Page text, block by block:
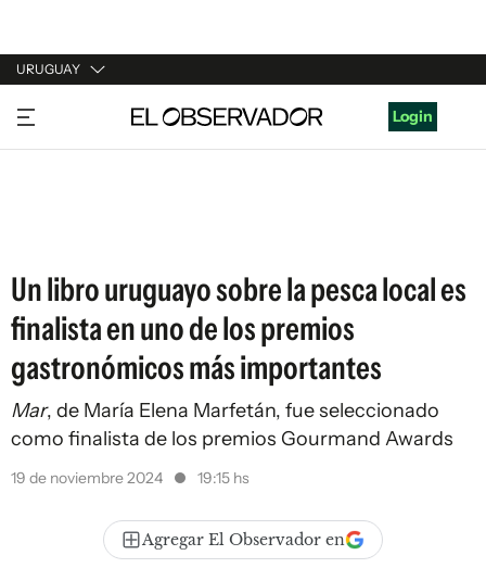
URUGUAY
URUGUAY
ARGENTINA
Login
Un libro uruguayo sobre la pesca local es
finalista en uno de los premios
gastronómicos más importantes
Mar, de María Elena Marfetán, fue seleccionado
como finalista de los premios Gourmand Awards
19 de noviembre 2024 19:15 hs
Agregar El Observador en